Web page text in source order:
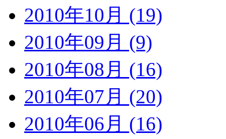
2010年10月 (19)
2010年09月 (9)
2010年08月 (16)
2010年07月 (20)
2010年06月 (16)